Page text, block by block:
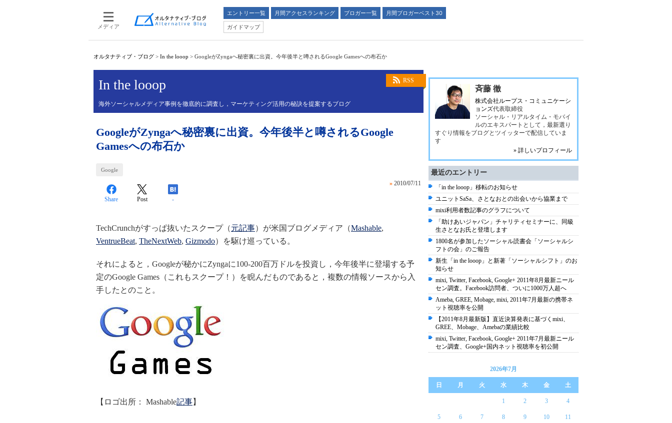
メディア
エントリー一覧 月間アクセスランキング ブロガー一覧
月間ブロガーベスト30
ガイドマップ
オルタナティブ・ブログ > In the looop > GoogleがZyngaへ秘密裏に出資。今年後半と噂されるGoogle Gamesへの布石か
RSS
In the looop
海外ソーシャルメディア事例を徹底的に調査し，マーケティング活用の秘訣を提案するブログ
GoogleがZyngaへ秘密裏に出資。今年後半と噂されるGoogle
Gamesへの布石か
Google
» 2010/07/11
Share Post -
TechCrunchがすっぱ抜いたスクープ（元記事）が米国ブログメディア（Mashable,
VentrueBeat, TheNextWeb, Gizmodo）を駆け巡っている。
それによると，Googleが秘かにZyngaに100-200百万ドルを投資し，今年後半に登場する予
定のGoogle Games（これもスクープ！）を睨んだものであると，複数の情報ソースから入
手したとのこと。
【ロゴ出所： Mashable記事】
斉藤 徹
株式会社ループス・コミュニケーシ
ョンズ代表取締役
ソーシャル・リアルタイム・モバイ
ルのエキスパートとして，最新選り
すぐり情報をブログとツイッターで配信していま
す
» 詳しいプロフィール
最近のエントリー
「in the looop」移転のお知らせ
ユニットSaSa、さとなおとの出会いから協業まで
mixi利用者数記事のグラフについて
「助けあいジャパン」チャリティセミナーに、同級
生さとなお氏と登壇します
1800名が参加したソーシャル読書会「ソーシャルシ
フトの会」のご報告
新生「in the looop」と新著「ソーシャルシフト」のお
知らせ
mixi, Twitter, Facebook, Google+ 2011年8月最新ニール
セン調査。Facebook訪問者、ついに1000万人超へ
Ameba, GREE, Mobage, mixi, 2011年7月最新の携帯ネ
ット視聴率を公開
【2011年8月最新版】直近決算発表に基づくmixi、
GREE、Mobage、Amebaの業績比較
mixi, Twitter, Facebook, Google+ 2011年7月最新ニール
セン調査、Google+国内ネット視聴率を初公開
2026年7月
日 月 火 水 木 金 土
1 2 3 4
5 6 7 8 9 10 11